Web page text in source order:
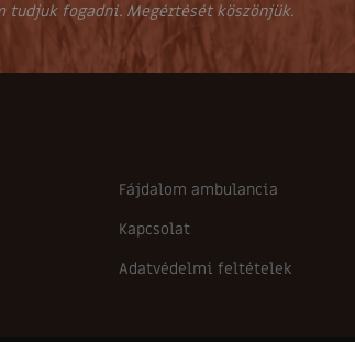
tudjuk fogadni. Megértését köszönjük.
Fájdalom ambulancia
Kapcsolat
Adatvédelmi feltételek